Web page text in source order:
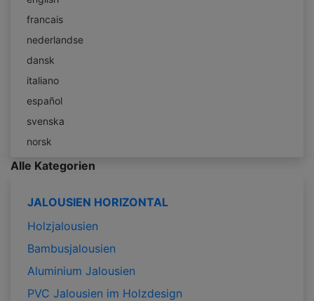
francais
nederlandse
dansk
italiano
español
svenska
norsk
Alle Kategorien
JALOUSIEN HORIZONTAL
Holzjalousien
Bambusjalousien
Aluminium Jalousien
PVC Jalousien im Holzdesign